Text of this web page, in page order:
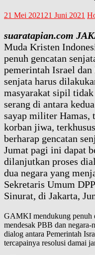
21 Mei 2021 21 Juni 2021
suaratapian.com
Muda Kristen
penuh gencatan
pemerintah Israel dan
senjata harus
masyarakat sipil
serang di antara
sayap militer Hamas,
korban jiwa,
berharap gencatan
Jumat pagi ini dapat
dilanjutkan proses
dua negara yang
Sekretaris Umum
Sinurat, di Jakarta,
GAMKI mendukung penuh
mendesak PBB dan negara-
dialog antara Pemerintah
tercapainya resolusi damai